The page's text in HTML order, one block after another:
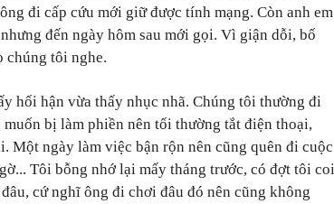
đi cấp cứu mới giữ được tính mạng. Còn anh em
đến ngày hôm sau mới gọi. Vì giận dỗi, bố
chúng tôi nghe.
hối hận vừa thấy nhục nhã. Chúng tôi thường đi
bị làm phiền nên tối thường tắt điện thoại,
Một ngày làm việc bận rộn nên cũng quên đi cuộc
Tôi bỗng nhớ lại mấy tháng trước, có đợt tôi coi
cứ nghĩ ông đi chơi đâu đó nên cũng không